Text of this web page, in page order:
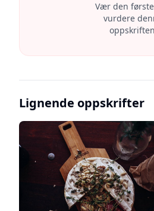
Vær den
vurdere
Lignende oppskrifter